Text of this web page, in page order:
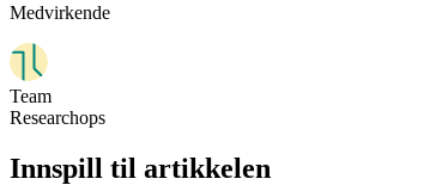
Medvirkende
Team
Researchops
Innspill til artikkelen